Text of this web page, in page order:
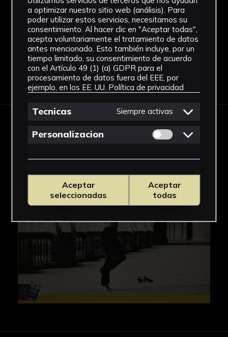
música titulado "Carácter Latino", editado por
Ducados. Captadas de un modo muy íntimo, las
piezas muestran las características principales
que pueden definir a cada una de las ciudades
escogidas y a sus habitantes, como la
sensualidad, diversión, espíritu flamenco...
Papel
Ver más
Descargar Ficha
IMÁGENES
a optimizar nuestro sitio web (análisis). Para
poder utilizar estos servicios, necesitamos su
consentimiento. Al hacer clic en "Aceptar todas",
acepta voluntariamente el tratamiento de datos
antes mencionado. Esto también incluye, por un
tiempo limitado, su consentimiento de acuerdo
con el Artículo 49 (1) (a) GDPR para el
procesamiento de datos fuera del EEE, por
ejemplo, en los EE. UU. Política de privacidad
Tecnicas Siempre activas
Personalizacion Permitir cookies
Aceptar
seleccionadas
Aceptar
todas